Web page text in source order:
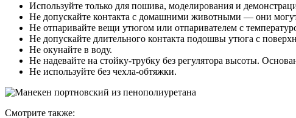
Используйте только для пошива, моделирования и
Не допускайте контакта с домашними животными — они
Не отпаривайте вещи утюгом или отпаривателем с
Не допускайте длительного контакта подошвы утюга с
Не окунайте в воду.
Не надевайте на стойку-трубку без регулятора высоты.
Не используйте без чехла-обтяжки.
Смотрите также: